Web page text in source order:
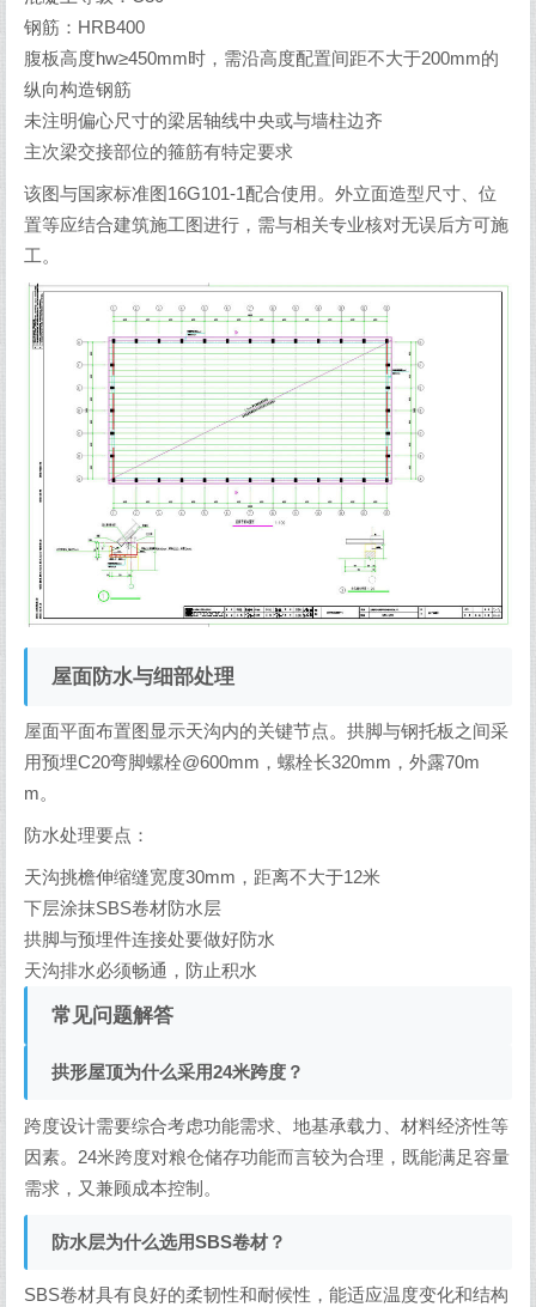
钢筋：HRB400
腹板高度hw≥450mm时，需沿高度配置间距不大于200mm的
纵向构造钢筋
未注明偏心尺寸的梁居轴线中央或与墙柱边齐
主次梁交接部位的箍筋有特定要求
该图与国家标准图16G101-1配合使用。外立面造型尺寸、位
置等应结合建筑施工图进行，需与相关专业核对无误后方可施
工。
屋面防水与细部处理
屋面平面布置图显示天沟内的关键节点。拱脚与钢托板之间采
用预埋C20弯脚螺栓@600mm，螺栓长320mm，外露70m
m。
防水处理要点：
天沟挑檐伸缩缝宽度30mm，距离不大于12米
下层涂抹SBS卷材防水层
拱脚与预埋件连接处要做好防水
天沟排水必须畅通，防止积水
常见问题解答
拱形屋顶为什么采用24米跨度？
跨度设计需要综合考虑功能需求、地基承载力、材料经济性等
因素。24米跨度对粮仓储存功能而言较为合理，既能满足容量
需求，又兼顾成本控制。
防水层为什么选用SBS卷材？
SBS卷材具有良好的柔韧性和耐候性，能适应温度变化和结构